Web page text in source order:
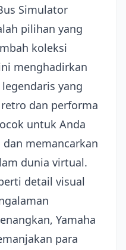
Simulator
pilihan yang
koleksi
menghadirkan
yang
dan performa
untuk Anda
memancarkan
dunia virtual.
detail visual
Yamaha
para